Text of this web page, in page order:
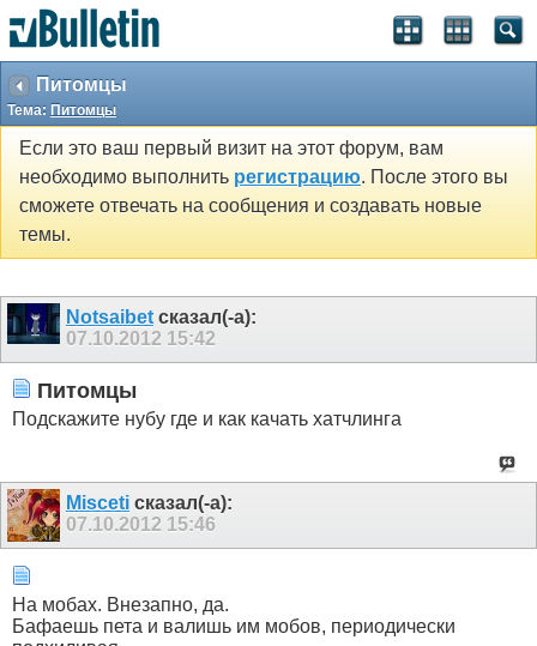
Питомцы
Тема: Питомцы
Если это ваш первый визит на этот форум, вам
необходимо выполнить регистрацию. После этого вы
сможете отвечать на сообщения и создавать новые
темы.
Notsaibet сказал(-а):
07.10.2012 15:42
Питомцы
Подскажите нубу где и как качать хатчлинга
Misceti сказал(-а):
07.10.2012 15:46
На мобах. Внезапно, да.
Бафаешь пета и валишь им мобов, периодически